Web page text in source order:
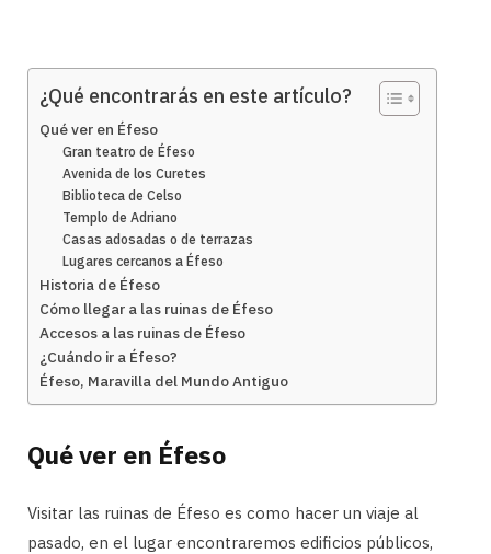
¿Qué encontrarás en este artículo?
Qué ver en Éfeso
Gran teatro de Éfeso
Avenida de los Curetes
Biblioteca de Celso
Templo de Adriano
Casas adosadas o de terrazas
Lugares cercanos a Éfeso
Historia de Éfeso
Cómo llegar a las ruinas de Éfeso
Accesos a las ruinas de Éfeso
¿Cuándo ir a Éfeso?
Éfeso, Maravilla del Mundo Antiguo
Qué ver en Éfeso
Visitar las ruinas de Éfeso es como hacer un viaje al
pasado, en el lugar encontraremos edificios públicos,